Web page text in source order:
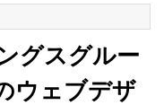
グスグルー
ウェブデザ